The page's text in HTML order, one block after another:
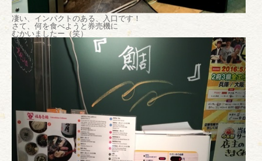
凄い、インパクトのある、入口です！
さて、何を食べようと券売機に
むかいましたー（笑）